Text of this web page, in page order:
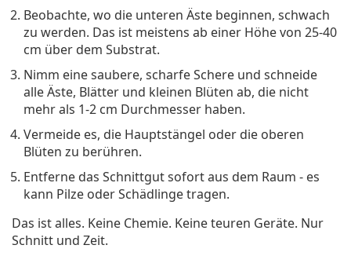
Beobachte, wo die unteren Äste beginnen, schwach
zu werden. Das ist meistens ab einer Höhe von 25-40
cm über dem Substrat.
Nimm eine saubere, scharfe Schere und schneide
alle Äste, Blätter und kleinen Blüten ab, die nicht
mehr als 1-2 cm Durchmesser haben.
Vermeide es, die Hauptstängel oder die oberen
Blüten zu berühren.
Entferne das Schnittgut sofort aus dem Raum - es
kann Pilze oder Schädlinge tragen.
Das ist alles. Keine Chemie. Keine teuren Geräte. Nur
Schnitt und Zeit.